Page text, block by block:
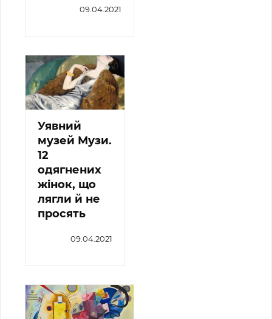
09.04.2021
Уявний
музей Музи.
12
одягнених
жінок, що
лягли й не
просять
09.04.2021